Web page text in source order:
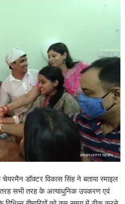
डॉक्टर विकास सिंह ने बताया स्माइल
तरह सभी तरह के अत्याधुनिक उपकरण एवं